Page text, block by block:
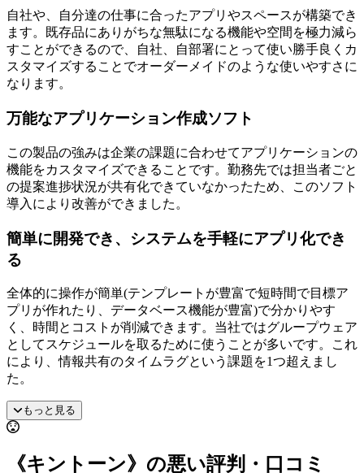
自社や、自分達の仕事に合ったアプリやスペースが構築でき
ます。既存品にありがちな無駄になる機能や空間を極力減ら
すことができるので、自社、自部署にとって使い勝手良くカ
スタマイズすることでオーダーメイドのような使いやすさに
なります。
万能なアプリケーション作成ソフト
この製品の強みは企業の課題に合わせてアプリケーションの
機能をカスタマイズできることです。勤務先では担当者ごと
の提案進捗状況が共有化できていなかったため、このソフト
導入により改善ができました。
簡単に開発でき、システムを手軽にアプリ化でき
る
全体的に操作が簡単(テンプレートが豊富で短時間で目標ア
プリが作れたり、データベース機能が豊富)で分かりやす
く、時間とコストが削減できます。当社ではグループウェア
としてスケジュールを取るために使うことが多いです。これ
により、情報共有のタイムラグという課題を1つ超えまし
た。
もっと見る
《キントーン》の悪い評判・口コミ